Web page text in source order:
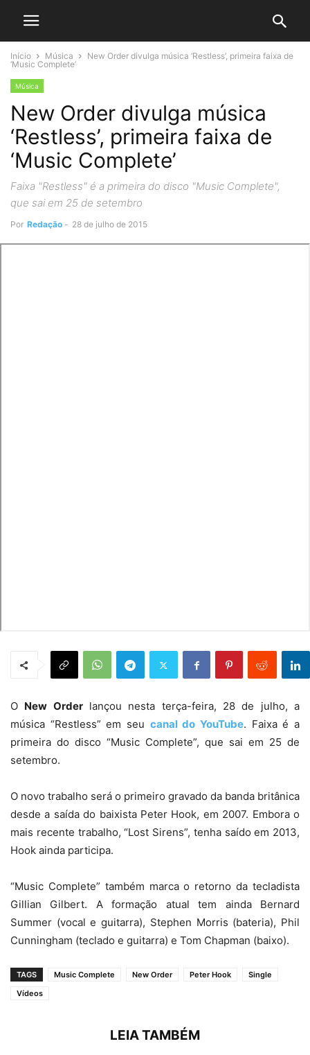
Início Música
New Order divulga música ‘Restless’, primeira faixa de
‘Music Complete’
Música
New Order divulga música
‘Restless’, primeira faixa de
‘Music Complete’
Faixa "Restless" é a primeira do disco "Music Complete",
que sai em 25 de setembro
Por Redação - 28 de julho de 2015
O New Orderlançou nesta terça-feira, 28 de julho, a
música “Restless” em seu canal do YouTube. Faixa é a
primeira do disco “Music Complete”, que sai em 25 de
setembro.
O novo trabalho será o primeiro gravado da banda britânica
desde a saída do baixista Peter Hook, em 2007. Embora o
mais recente trabalho, “Lost Sirens”, tenha saído em 2013,
Hook ainda participa.
“Music Complete” também marca o retorno da tecladista
Gillian Gilbert. A formação atual tem ainda Bernard
Summer (vocal e guitarra), Stephen Morris (bateria), Phil
Cunningham (teclado e guitarra) e Tom Chapman (baixo).
TAGS Music Complete New Order Peter Hook
Single
Vídeos
LEIA TAMBÉM